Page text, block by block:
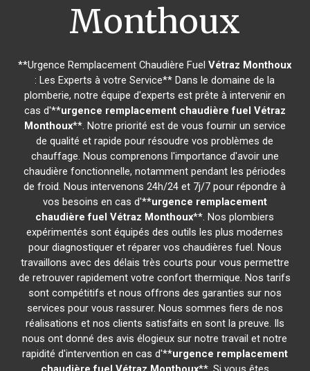
Monthoux
**Urgence Remplacement Chaudière FuelVétraz Monthoux
: Les Experts à votre Service** Dans le domaine de la
plomberie, notre équipe d'experts est prête à intervenir en
cas d'**urgence remplacement chaudière fuel Vétraz
Monthoux**. Notre priorité est de vous fournir un service
de qualité et rapide pour résoudre vos problèmes de
chauffage. Nous comprenons l'importance d'avoir une
chaudière fonctionnelle, notamment pendant les périodes
de froid. Nous intervenons 24h/24 et 7j/7 pour répondre à
vos besoins en cas d'**urgence remplacement
chaudière fuel Vétraz Monthoux**. Nos plombiers
expérimentés sont équipés des outils les plus modernes
pour diagnostiquer et réparer vos chaudières fuel. Nous
travaillons avec des délais très courts pour vous permettre
de retrouver rapidement votre confort thermique. Nos tarifs
sont compétitifs et nous offrons des garanties sur nos
services pour vous rassurer. Nous sommes fiers de nos
réalisations et nos clients satisfaits en sont la preuve. Ils
nous ont donné des avis élogieux sur notre travail et notre
rapidité d'intervention en cas d'**urgence remplacement